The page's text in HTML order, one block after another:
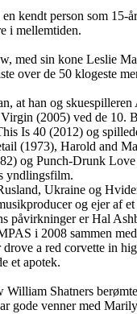
kendt person som
i mellemtiden.
med sin kone Leslie
over de 50 klogeste
at han og
(2005) ved de 10.
Is 40 (2012) og
(1973), Harold and
og Punch-Drunk
yndlingsfilm.
Ukraine og
og ejer af
påvirkninger er Hal
i 2008 sammen
a red corvette in
et apotek.
Shatners
gode venner med